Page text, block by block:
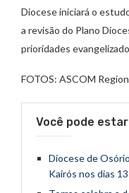
Diocese iniciará o
a revisão do Plano
prioridades
FOTOS: ASCOM
Você pode
Diocese de
Kairós nos dias